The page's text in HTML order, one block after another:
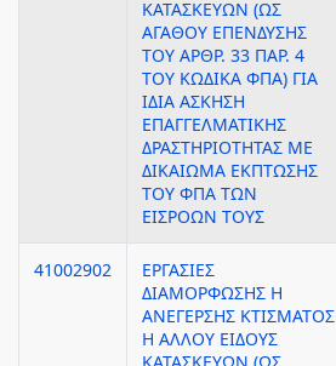
ΚΑΤΑΣΚΕΥΩΝ (ΩΣ
ΑΓΑΘΟΥ ΕΠΕΝΔΥΣΗΣ
ΤΟΥ ΑΡΘΡ. 33 ΠΑΡ. 4
ΤΟΥ ΚΩΔΙΚΑ ΦΠΑ) ΓΙΑ
ΙΔΙΑ ΑΣΚΗΣΗ
ΕΠΑΓΓΕΛΜΑΤΙΚΗΣ
ΔΡΑΣΤΗΡΙΟΤΗΤΑΣ ΜΕ
ΔΙΚΑΙΩΜΑ ΕΚΠΤΩΣΗΣ
ΤΟΥ ΦΠΑ ΤΩΝ
ΕΙΣΡΟΩΝ ΤΟΥΣ
41002902
ΕΡΓΑΣΙΕΣ
ΔΙΑΜΟΡΦΩΣΗΣ Η
ΑΝΕΓΕΡΣΗΣ ΚΤΙΣΜΑΤΟΣ
Η ΑΛΛΟΥ ΕΙΔΟΥΣ